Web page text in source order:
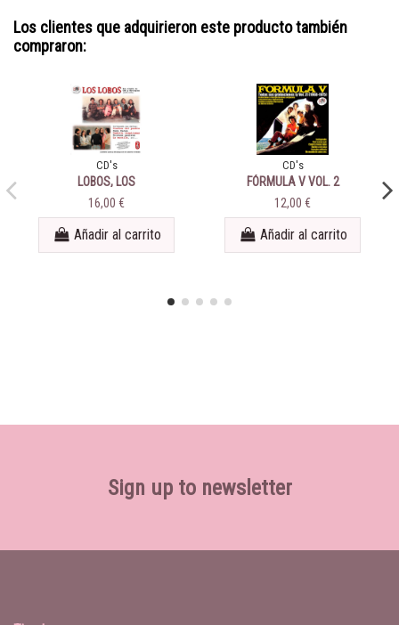
Los clientes que adquirieron este producto también
compraron:
CD's
LOBOS, LOS
16,00 €
Añadir al carrito
CD's
FÓRMULA V VOL. 2
12,00 €
Añadir al carrito
Sign up to newsletter